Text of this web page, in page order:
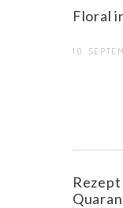
Floral
10.